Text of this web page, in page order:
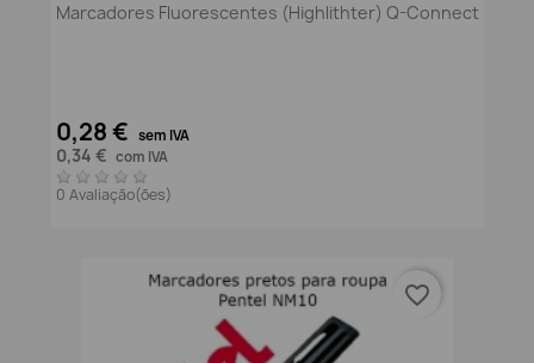
Marcadores Fluorescentes (Highlithter) Q-Connect
0,28 € sem IVA
0,34 € com IVA
0 Avaliação(ões)
favorite_border